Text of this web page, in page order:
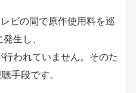
ビの間で原作使用料を巡
生し、
われていません。そのた
手段です。